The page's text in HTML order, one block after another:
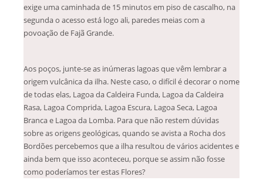
exige uma caminhada de 15 minutos em piso de cascalho, na
segunda o acesso está logo ali, paredes meias com a
povoação de Fajã Grande.
Aos poços, junte-se as inúmeras lagoas que vêm lembrar a
origem vulcânica da ilha. Neste caso, o difícil é decorar o nome
de todas elas, Lagoa da Caldeira Funda, Lagoa da Caldeira
Rasa, Lagoa Comprida, Lagoa Escura, Lagoa Seca, Lagoa
Branca e Lagoa da Lomba. Para que não restem dúvidas
sobre as origens geológicas, quando se avista a Rocha dos
Bordões percebemos que a ilha resultou de vários acidentes e
ainda bem que isso aconteceu, porque se assim não fosse
como poderíamos ter estas Flores?